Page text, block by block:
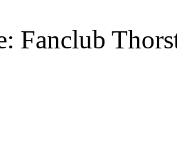
Fanclub